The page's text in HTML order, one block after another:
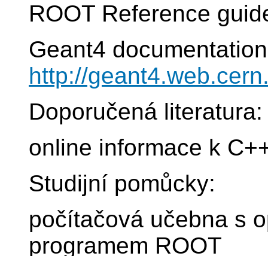
ROOT Reference
Geant4
http://
Doporučená literatura:
online informace k
Studijní pomůcky:
počítačová učebna s
programem ROOT